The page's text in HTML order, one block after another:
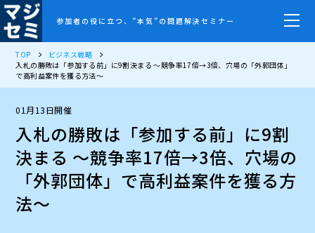
参加者の役に立つ、”本気”の問題解決セミナー
TOP
ビジネス戦略
入札の勝敗は「参加する前」に9割決まる 〜競争率17倍→3倍、穴場の「外郭団体」
で高利益案件を獲る方法〜
01月13日開催
入札の勝敗は「参加する前」に9割
決まる 〜競争率17倍→3倍、穴場の
「外郭団体」で高利益案件を獲る方
法〜